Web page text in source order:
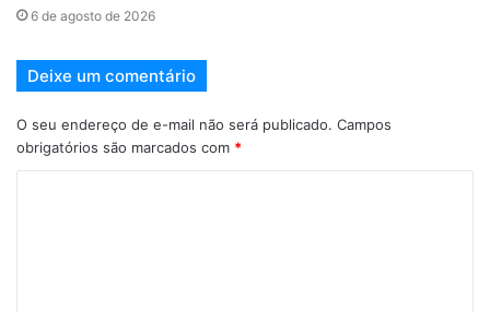
6 de agosto de 2026
Deixe um comentário
O seu endereço de e-mail não será publicado. Campos
obrigatórios são marcados com *